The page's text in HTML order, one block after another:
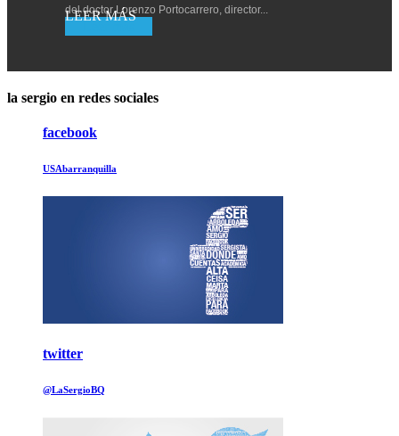
del doctor Lorenzo Portocarrero, director...
la sergio en redes sociales
facebook
USAbarranquilla
twitter
@LaSergioBQ